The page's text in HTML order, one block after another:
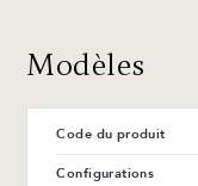
Modèles
Code du produit
Configurations